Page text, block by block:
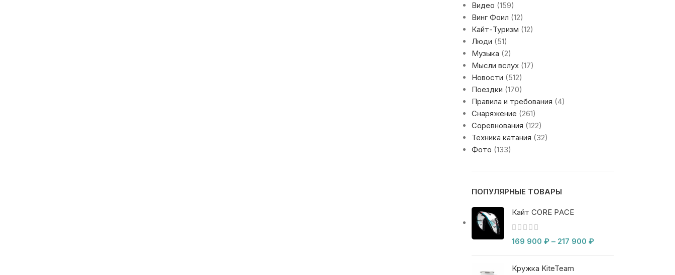
Видео (159)
Винг Фоил (12)
Кайт-Туризм (12)
Люди (51)
Музыка (2)
Мысли вслух(17)
Новости (512)
Поездки (170)
Правила и требования (4)
Снаряжение (261)
Соревнования (122)
Техника катания (32)
Фото (133)
ПОПУЛЯРНЫЕ ТОВАРЫ
Кайт CORE PACE
169 900 ₽ – 217 900 ₽
Кружка KiteTeam